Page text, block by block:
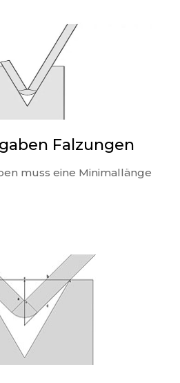
Falzungen
muss eine Minimallänge